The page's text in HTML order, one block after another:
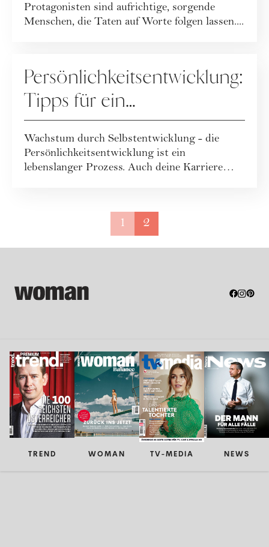
Protagonisten sind aufrichtige, sorgende
Menschen, die Taten auf Worte folgen lassen....
Persönlichkeitsentwicklung:
Tipps für ein
selbstbestimmtes Leben
Wachstum durch Selbstentwicklung - die
Persönlichkeitsentwicklung ist ein
lebenslanger Prozess. Auch deine Karriere
1 2
TREND WOMAN TV-MEDIA NEWS